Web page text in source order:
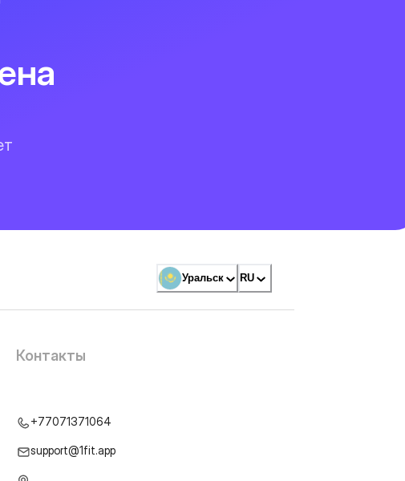
Уральск RU
Контакты
+77071371064
support@1fit.app